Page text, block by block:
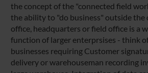
the concept of the "connected field
the ability to "do business" outside
office, headquarters or field office is a
function of larger enterprsises - think
businesses requiring Customer
delivery or warehouseman recording